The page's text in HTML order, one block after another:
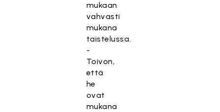
mukaan
vahvasti
mukana
taistelussa.
-
Toivon,
että
he
ovat
mukana